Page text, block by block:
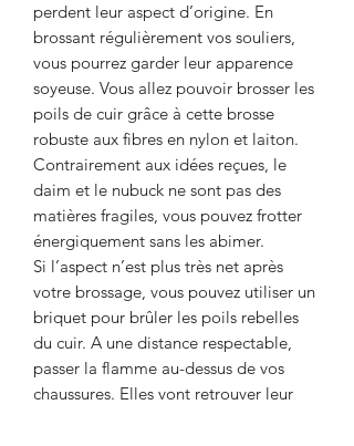
perdent leur aspect d’origine. En
brossant régulièrement vos souliers,
vous pourrez garder leur apparence
soyeuse. Vous allez pouvoir brosser les
poils de cuir grâce à cette brosse
robuste aux fibres en nylon et laiton.
Contrairement aux idées reçues, le
daim et le nubuck ne sont pas des
matières fragiles, vous pouvez frotter
énergiquement sans les abimer.
Si l’aspect n’est plus très net après
votre brossage, vous pouvez utiliser un
briquet pour brûler les poils rebelles
du cuir. A une distance respectable,
passer la flamme au-dessus de vos
chaussures. Elles vont retrouver leur